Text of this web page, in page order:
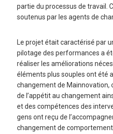
partie du processus de travail.
soutenus par les agents de
Le projet était caractérisé par
pilotage des performances a
réaliser les améliorations
éléments plus souples ont été
changement de Mainnovation,
de l’appétit au changement
et des compétences des
gens ont reçu de
changement de comportement